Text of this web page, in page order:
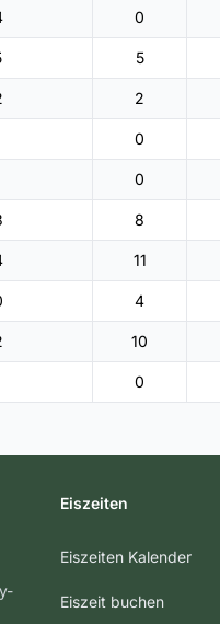
0
5
2
0
0
8
11
4
10
0
Eiszeiten
Eiszeiten Kalender
Eiszeit buchen